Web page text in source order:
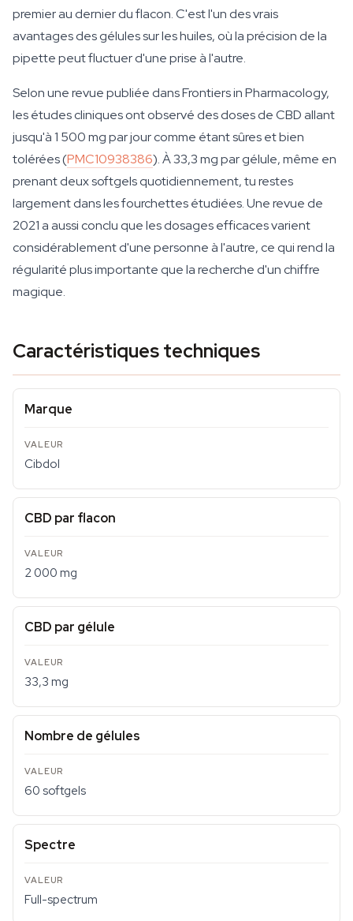
premier au dernier du flacon. C'est l'un des vrais
avantages des gélules sur les huiles, où la précision de la
pipette peut fluctuer d'une prise à l'autre.
Selon une revue publiée dans Frontiers in Pharmacology,
les études cliniques ont observé des doses de CBD allant
jusqu'à 1 500 mg par jour comme étant sûres et bien
tolérées (PMC10938386). À 33,3 mg par gélule, même en
prenant deux softgels quotidiennement, tu restes
largement dans les fourchettes étudiées. Une revue de
2021 a aussi conclu que les dosages efficaces varient
considérablement d'une personne à l'autre, ce qui rend la
régularité plus importante que la recherche d'un chiffre
magique.
Caractéristiques techniques
Marque
Cibdol
CBD par flacon
2 000 mg
CBD par gélule
33,3 mg
Nombre de gélules
60 softgels
Spectre
Full-spectrum